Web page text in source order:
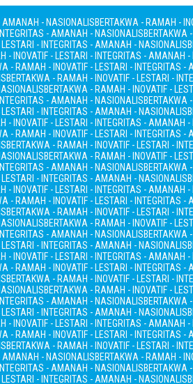
AMANAH - NASIONALISBERTAKWA - RAMAH -
- AMANAH - NASIONALISBERTAKWA
- INTEGRITAS - AMANAH - NASIONALIS
- INOVATIF - LESTARI - INTEGRITAS - AMANAH
- RAMAH - INOVATIF - LESTARI - INTEGRITAS
BERTAKWA - RAMAH - INOVATIF - LESTARI -
BERTAKWA - RAMAH - INOVATIF -
- AMANAH - NASIONALISBERTAKWA
- INTEGRITAS - AMANAH - NASIONALIS
- INOVATIF - LESTARI - INTEGRITAS - AMANAH
- RAMAH - INOVATIF - LESTARI - INTEGRITAS
BERTAKWA - RAMAH - INOVATIF - LESTARI -
BERTAKWA - RAMAH - INOVATIF -
- AMANAH - NASIONALISBERTAKWA
- INTEGRITAS - AMANAH - NASIONALIS
- INOVATIF - LESTARI - INTEGRITAS - AMANAH
- RAMAH - INOVATIF - LESTARI - INTEGRITAS
BERTAKWA - RAMAH - INOVATIF - LESTARI -
BERTAKWA - RAMAH - INOVATIF -
- AMANAH - NASIONALISBERTAKWA
- INTEGRITAS - AMANAH - NASIONALIS
- INOVATIF - LESTARI - INTEGRITAS - AMANAH
- RAMAH - INOVATIF - LESTARI - INTEGRITAS
BERTAKWA - RAMAH - INOVATIF - LESTARI -
BERTAKWA - RAMAH - INOVATIF -
- AMANAH - NASIONALISBERTAKWA
- INTEGRITAS - AMANAH - NASIONALIS
- INOVATIF - LESTARI - INTEGRITAS - AMANAH
- RAMAH - INOVATIF - LESTARI - INTEGRITAS
BERTAKWA - RAMAH - INOVATIF - LESTARI -
AMANAH - NASIONALISBERTAKWA - RAMAH -
- AMANAH - NASIONALISBERTAKWA
- INTEGRITAS - AMANAH - NASIONALIS